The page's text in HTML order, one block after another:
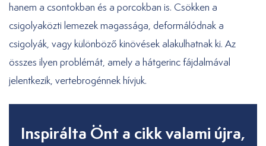
hanem a csontokban és a porcokban is. Csökken a
csigolyaközti lemezek magassága, deformálódnak a
csigolyák, vagy különböző kinövések alakulhatnak ki. Az
összes ilyen problémát, amely a hátgerinc fájdalmával
jelentkezik, vertebrogénnek hívjuk.
Inspirálta Önt a cikk valami újra,